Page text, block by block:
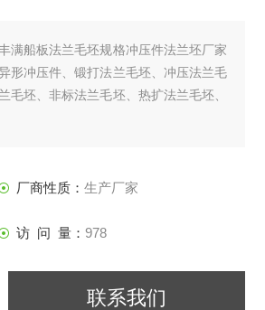
满船板法兰毛坯规格冲压件法兰坯厂家
形冲压件、锻打法兰毛坯、冲压法兰毛
坯、非标法兰毛坯、热扩法兰毛坯、
厂商性质： 生产厂家
访 问 量： 978
联系我们